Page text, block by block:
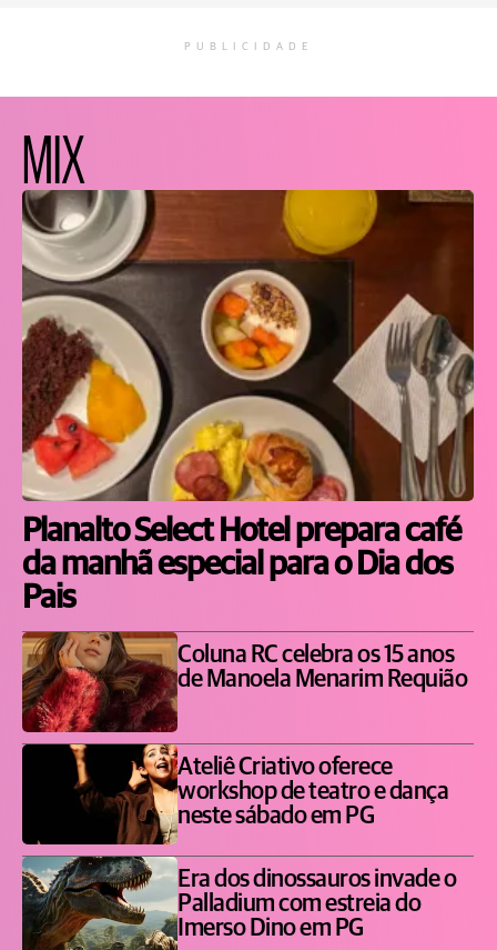
PUBLICIDADE
MIX
Planalto Select Hotel prepara café
da manhã especial para o Dia dos
Pais
Coluna RC celebra os 15 anos
de Manoela Menarim Requião
Ateliê Criativo oferece
workshop de teatro e dança
neste sábado em PG
Era dos dinossauros invade o
Palladium com estreia do
Imerso Dino em PG